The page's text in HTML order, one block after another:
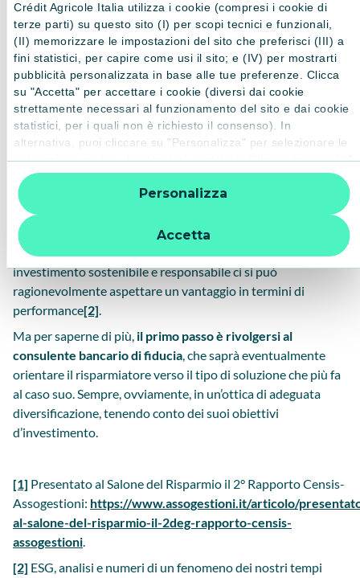
Crédit Agricole Italia utilizza i cookie (compresi i cookie di
terze parti) su questo sito (I) per scopi tecnici e funzionali,
(II) memorizzare le impostazioni del sito che preferisci (III) a
fini statistici, per capire come usi il sito; e (IV) per mostrarti
pubblicità personalizzata in base alle tue preferenze. Clicca
su "Accetta" per accettare i cookie (diversi dai cookie
strettamente necessari al funzionamento del sito e dai cookie
statistici, per i quali non è richiesto il consenso). In
alternativa, puoi cliccare su "Personalizza" per selezionare le
categorie di cookie che desideri accettare. Cliccando sulla “X”
le impostazioni predefinite vengono lasciate invariate e quindi
la navigazione può continuare senza cookie o altri strumenti
di tracciamento diversi da quelli tecnici. Per ulteriori
informazioni:
informativa privacy
Accetta
Personalizza
Più della metà degli italiani (il 52,5%) sarebbe interessata a
investire in prodotti ESG: il 23,3% di costoro li definisce la
prima scelta d’investimento. A prenderli in considerazione in
quest’ottica sono soprattutto giovani (34,2%), imprenditori e
liberi professionisti (45,8%), dirigenti (44,9%) e laureati
(31,1%). E la “E” di Environment, ambiente, si conferma la
lettera più conosciutadella sigla.
Investire all’insegna della
sostenibilità: come?
In ogni caso, la sostenibilità oggi più che mai è un tema che
vale la pena di approfondire. Soprattutto perché, da un
investimento sostenibile e responsabile ci si può
ragionevolmente aspettare un vantaggio in termini di
performance[2].
Ma per saperne di più, il primo passo è rivolgersi al
consulente bancario di fiducia, che saprà eventualmente
orientare il risparmiatore verso il tipo di soluzione che più fa
al caso suo. Sempre, ovviamente, in un’ottica di adeguata
diversificazione, tenendo conto dei suoi obiettivi
d’investimento.
[1] Presentato al Salone del Risparmio il 2° Rapporto Censis-
Assogestioni: https://www.assogestioni.it/articolo/
al-salone-del-risparmio-il-2deg-rapporto-censis-
assogestioni.
[2] ESG, analisi e numeri di un fenomeno dei nostri tempi